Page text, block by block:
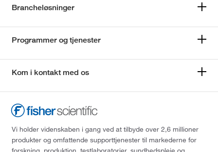
Brancheløsninger
Programmer og tjenester
Kom i kontakt med os
Vi holder videnskaben i gang ved at tilbyde over 2,6 millioner
produkter og omfattende supporttjenester til markederne for